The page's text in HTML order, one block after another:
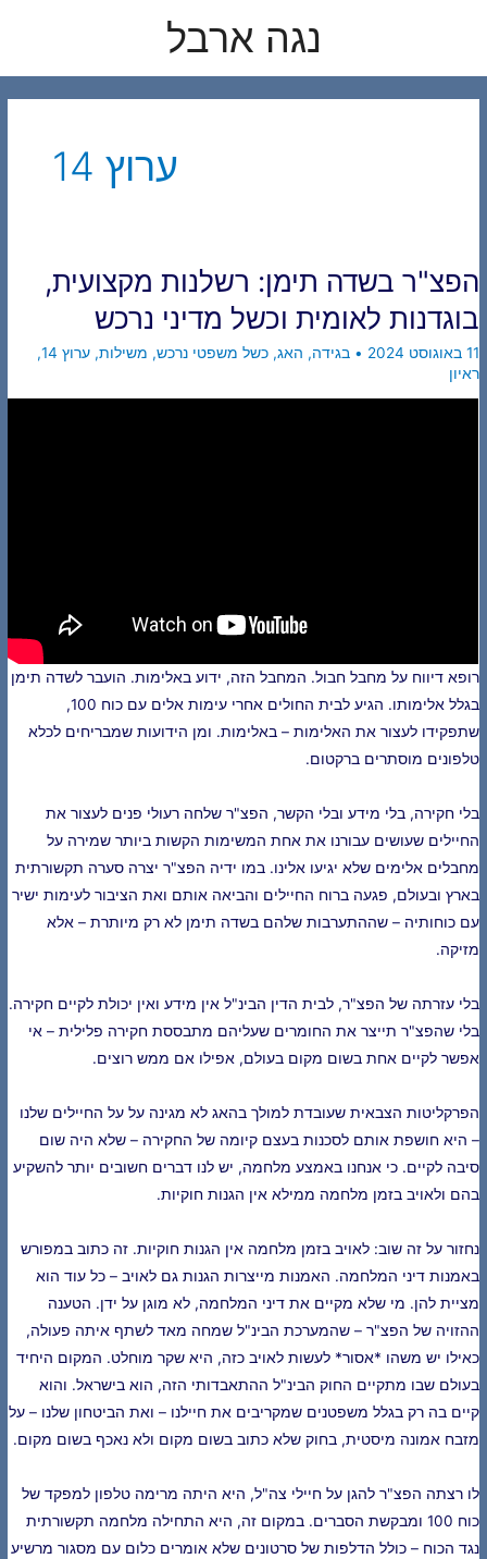
נגה ארבל
ערוץ 14
הפצ"ר בשדה תימן: רשלנות מקצועית,
בוגדנות לאומית וכשל מדיני נרכש
11 באוגוסט 2024 • בגידה, האג, כשל משפטי נרכש, משילות, ערוץ 14
,
ראיון
רופא דיווח על מחבל חבול. המחבל הזה, ידוע באלימות. הועבר לשדה תימן
בגלל אלימותו. הגיע לבית החולים אחרי עימות אלים עם כוח 100,
שתפקידו לעצור את האלימות – באלימות. ומן הידועות שמבריחים לכלא
טלפונים מוסתרים ברקטום.
בלי חקירה, בלי מידע ובלי הקשר, הפצ"ר שלחה רעולי פנים לעצור את
החיילים שעושים עבורנו את אחת המשימות הקשות ביותר שמירה על
מחבלים אלימים שלא יגיעו אלינו. במו ידיה הפצ"ר יצרה סערה תקשורתית
בארץ ובעולם, פגעה ברוח החיילים והביאה אותם ואת הציבור לעימות ישיר
עם כוחותיה – שההתערבות שלהם בשדה תימן לא רק מיותרת – אלא
מזיקה.
בלי עזרתה של הפצ"ר, לבית הדין הבינ"ל אין מידע ואין יכולת לקיים חקירה.
בלי שהפצ"ר תייצר את החומרים שעליהם מתבססת חקירה פלילית – אי
אפשר לקיים אחת בשום מקום בעולם, אפילו אם ממש רוצים.
הפרקליטות הצבאית שעובדת למולך בהאג לא מגינה על על החיילים שלנו
– היא חושפת אותם לסכנות בעצם קיומה של החקירה – שלא היה שום
סיבה לקיים. כי אנחנו באמצע מלחמה, יש לנו דברים חשובים יותר להשקיע
בהם ולאויב בזמן מלחמה ממילא אין הגנות חוקיות.
נחזור על זה שוב: לאויב בזמן מלחמה אין הגנות חוקיות. זה כתוב במפורש
באמנות דיני המלחמה. האמנות מייצרות הגנות גם לאויב – כל עוד הוא
מציית להן. מי שלא מקיים את דיני המלחמה, לא מוגן על ידן. הטענה
ההזויה של הפצ"ר – שהמערכת הבינ"ל שמחה מאד לשתף איתה פעולה,
כאילו יש משהו *אסור* לעשות לאויב כזה, היא שקר מוחלט. המקום היחיד
בעולם שבו מתקיים החוק הבינ"ל ההתאבדותי הזה, הוא בישראל. והוא
קיים בה רק בגלל משפטנים שמקריבים את חיילנו – ואת הביטחון שלנו – על
מזבח אמונה מיסטית, בחוק שלא כתוב בשום מקום ולא נאכף בשום מקום.
לו רצתה הפצ"ר להגן על חיילי צה"ל, היא היתה מרימה טלפון למפקד של
כוח 100 ומבקשת הסברים. במקום זה, היא התחילה מלחמה תקשורתית
נגד הכוח – כולל הדלפות של סרטונים שלא אומרים כלום עם מסגור מרשיע